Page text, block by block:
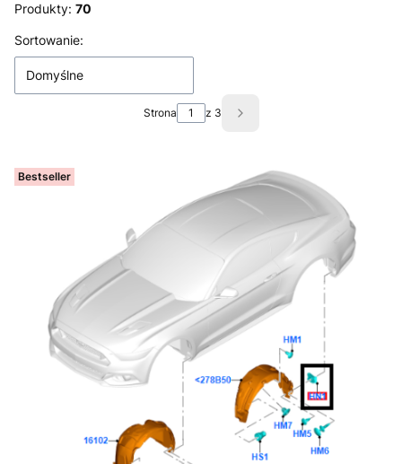
Produkty: 70
Lista produktów
Sortowanie:
Domyślne
Strona z 3 Następne produkty
Bestseller